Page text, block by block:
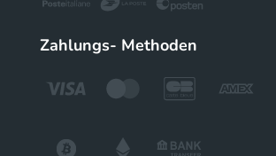
Zahlungs- Methoden